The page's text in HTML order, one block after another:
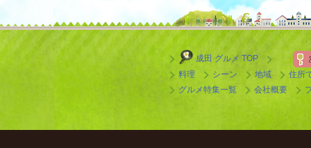
成田 グルメ TOP
料理
シーン 地域
住所
グルメ特集一覧
会社概要